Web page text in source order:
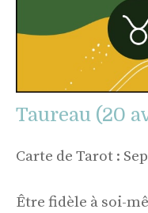
Taureau (20
Carte de Tarot :
Être fidèle à soi-